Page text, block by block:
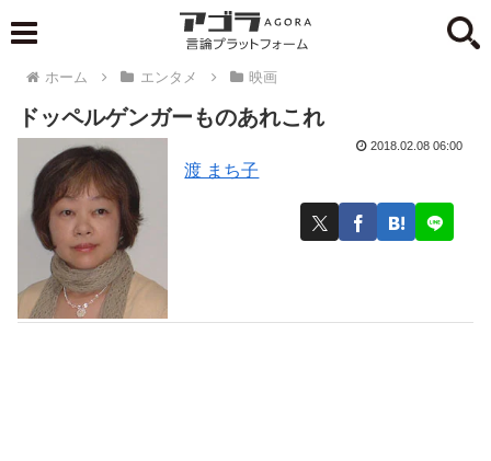
ホーム エンタメ 映画
ドッペルゲンガーものあれこれ
渡 まち子
2018.02.08 06:00